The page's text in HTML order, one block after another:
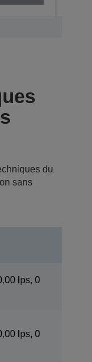
du
sans
lps, 0
lps, 0